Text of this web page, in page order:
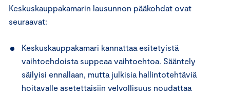
Keskuskauppakamarin lausunnon pääkohdat ovat
seuraavat:
Keskuskauppakamari kannattaa esitetyistä
vaihtoehdoista suppeaa vaihtoehtoa. Sääntely
säilyisi ennallaan, mutta julkisia hallintotehtäviä
hoitavalle asetettaisiin velvollisuus noudattaa